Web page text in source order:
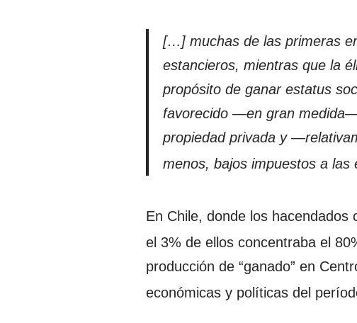
[…] muchas de las primeras
estancieros, mientras que la
propósito de ganar estatus
favorecido —en gran
propiedad privada y
menos, bajos impuestos a las
En Chile, donde los
el 3% de ellos concentraba el
producción de “ganado” en
económicas y políticas del